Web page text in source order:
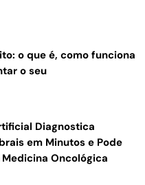
o que é, como funciona
o seu
Diagnostica
em Minutos e Pode
Oncológica